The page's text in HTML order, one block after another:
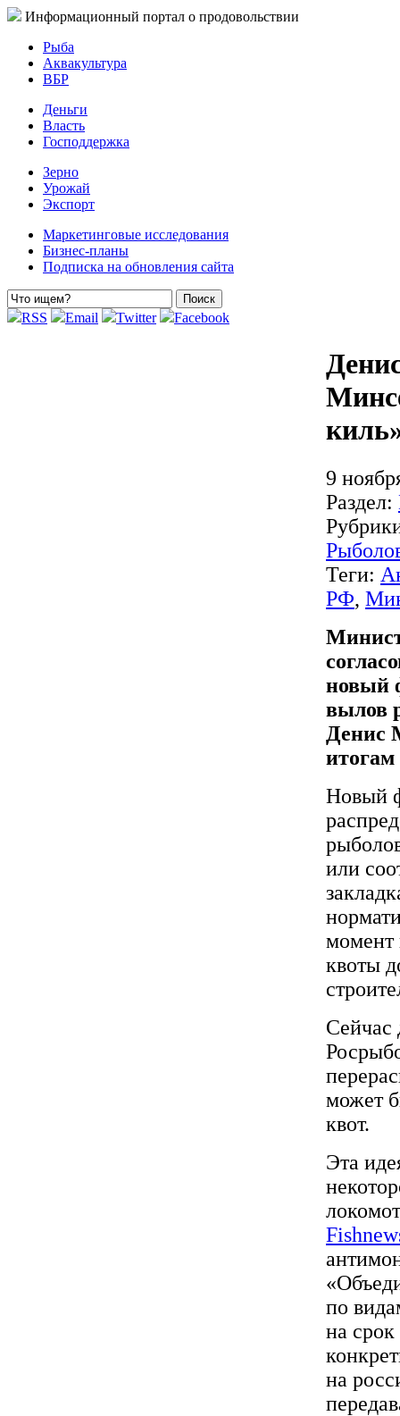
Информационный портал о продовольствии
Рыба
Аквакультура
ВБР
Деньги
Власть
Господдержка
Зерно
Урожай
Экспорт
Маркетинговые исследования
Бизнес-планы
Подписка на обновления сайта
RSS Email Twitter Facebook
9
Раздел:
Теги:
РФ,
новый
вылов
Денис
итогам
Новый
или
момент
квоты
Сейчас
может
квот.
Эта
по
на
на